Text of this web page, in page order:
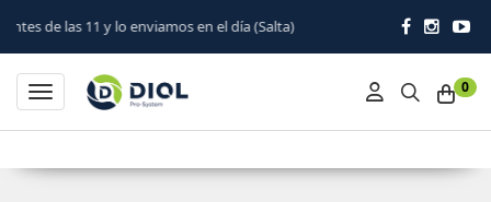
lo enviamos en el día (Salta)
0
Toggle navigation